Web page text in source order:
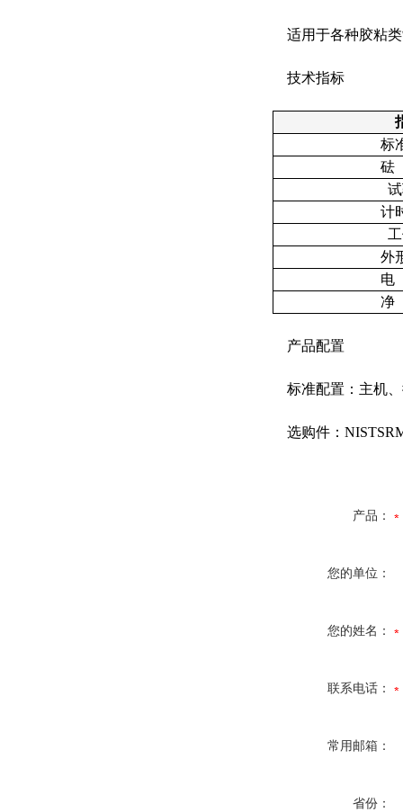
适用于各种胶粘类
技术指标
标
计
外
产品配置
标准配置：主机、
选购件：
产品：
您的单位：
您的姓名：
联系电话：
常用邮箱：
省份：